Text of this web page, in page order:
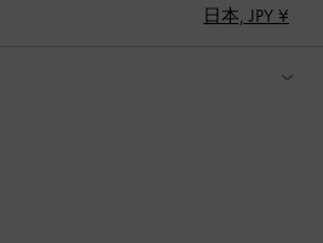
日本, JPY ¥